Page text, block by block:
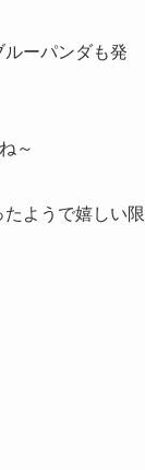
ーパンダも発
～
ようで嬉しい限